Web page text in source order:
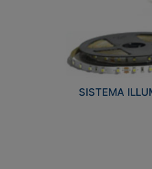
SISTEMA